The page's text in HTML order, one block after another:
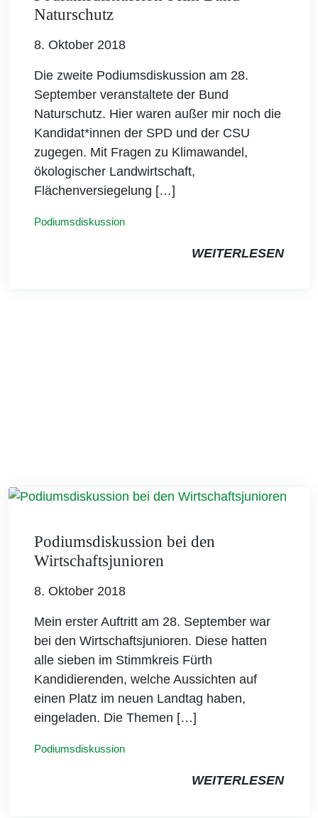
Naturschutz
8. Oktober 2018
Die zweite Podiumsdiskussion am 28.
September veranstaltete der Bund
Naturschutz. Hier waren außer mir noch die
Kandidat*innen der SPD und der CSU
zugegen. Mit Fragen zu Klimawandel,
ökologischer Landwirtschaft,
Flächenversiegelung […]
Podiumsdiskussion
WEITERLESEN
Podiumsdiskussion bei den
Wirtschaftsjunioren
8. Oktober 2018
Mein erster Auftritt am 28. September war
bei den Wirtschaftsjunioren. Diese hatten
alle sieben im Stimmkreis Fürth
Kandidierenden, welche Aussichten auf
einen Platz im neuen Landtag haben,
eingeladen. Die Themen […]
Podiumsdiskussion
WEITERLESEN